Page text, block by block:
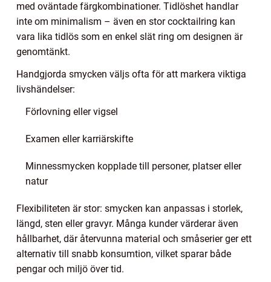
med oväntade färgkombinationer. Tidlöshet handlar
inte om minimalism – även en stor cocktailring kan
vara lika tidlös som en enkel slät ring om designen är
genomtänkt.
Handgjorda smycken väljs ofta för att markera viktiga
livshändelser:
Förlovning eller vigsel
Examen eller karriärskifte
Minnessmycken kopplade till personer, platser eller
natur
Flexibiliteten är stor: smycken kan anpassas i storlek,
längd, sten eller gravyr. Många kunder värderar även
hållbarhet, där återvunna material och småserier ger ett
alternativ till snabb konsumtion, vilket sparar både
pengar och miljö över tid.